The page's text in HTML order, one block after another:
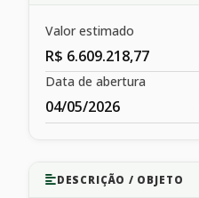
Valor estimado
R$ 6.609.218,77
Data de abertura
04/05/2026
DESCRIÇÃO / OBJETO